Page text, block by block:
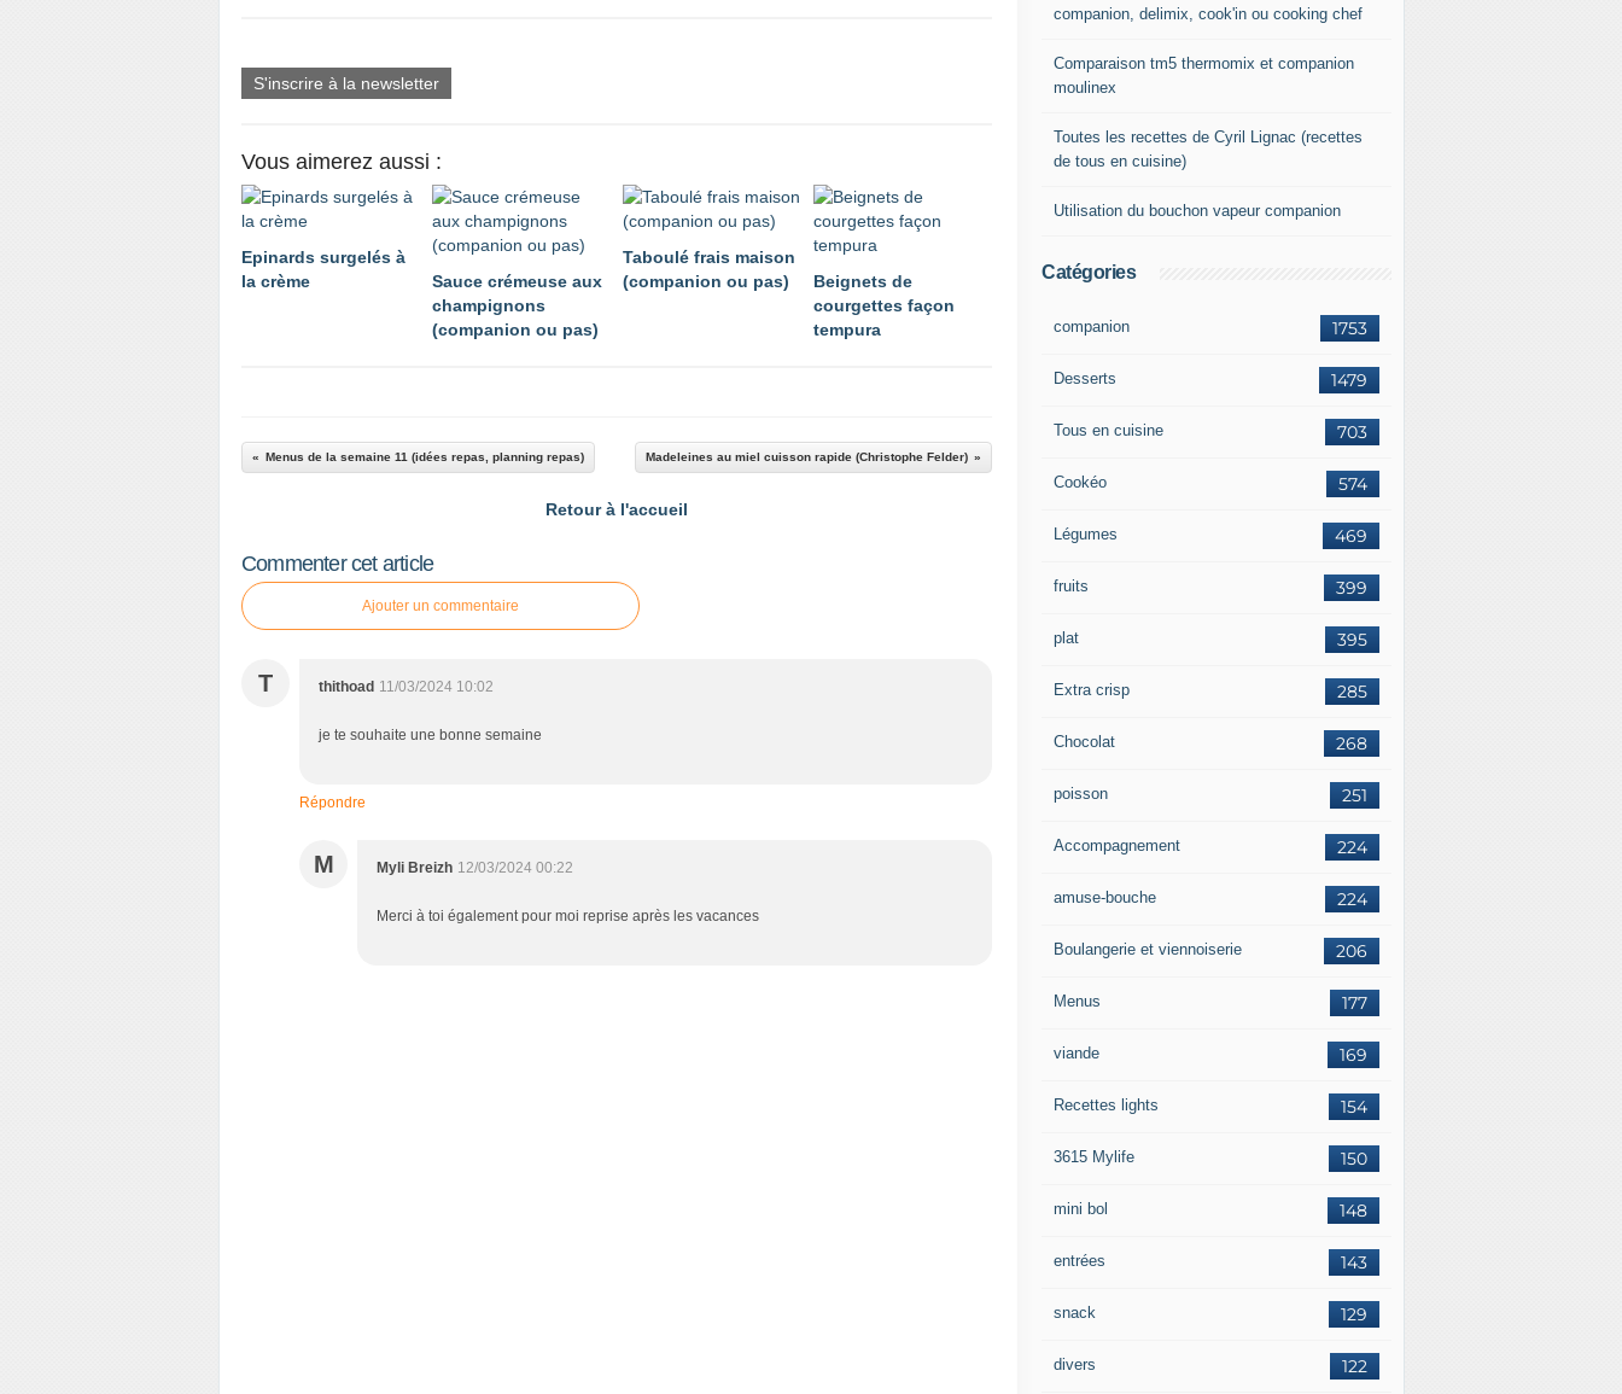
S'inscrire à la newsletter
Vous aimerez aussi :
Epinards surgelés à
la crème
Sauce crémeuse aux
champignons
(companion ou pas)
Taboulé frais maison
(companion ou pas)
Beignets de
courgettes façon
tempura
Menus de la semaine 11 (idées repas, planning repas) Madeleines au miel cuisson rapide (Christophe Felder)
Retour à l'accueil
Commenter cet article
Ajouter un commentaire
T thithoad 11/03/2024 10:02
je te souhaite une bonne semaine
Répondre
M Myli Breizh 12/03/2024 00:22
Merci à toi également pour moi reprise après les vacances
companion, delimix, cook'in ou cooking chef
Comparaison tm5 thermomix et companion
moulinex
Toutes les recettes de Cyril Lignac (recettes
de tous en cuisine)
Utilisation du bouchon vapeur companion
Catégories
1753
companion
1479
Desserts
703
Tous en cuisine
574
Cookéo
469
Légumes
399
fruits
395
plat
285
Extra crisp
268
Chocolat
251
poisson
224
Accompagnement
224
amuse-bouche
206
Boulangerie et viennoiserie
177
Menus
169
viande
154
Recettes lights
150
3615 Mylife
148
mini bol
143
entrées
129
snack
122
divers